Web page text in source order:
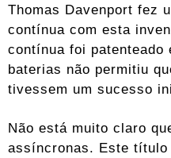
Thomas Davenport fez
contínua com esta
contínua foi patenteado
baterias não permitiu
tivessem um sucesso
Não está muito claro
assíncronas. Este